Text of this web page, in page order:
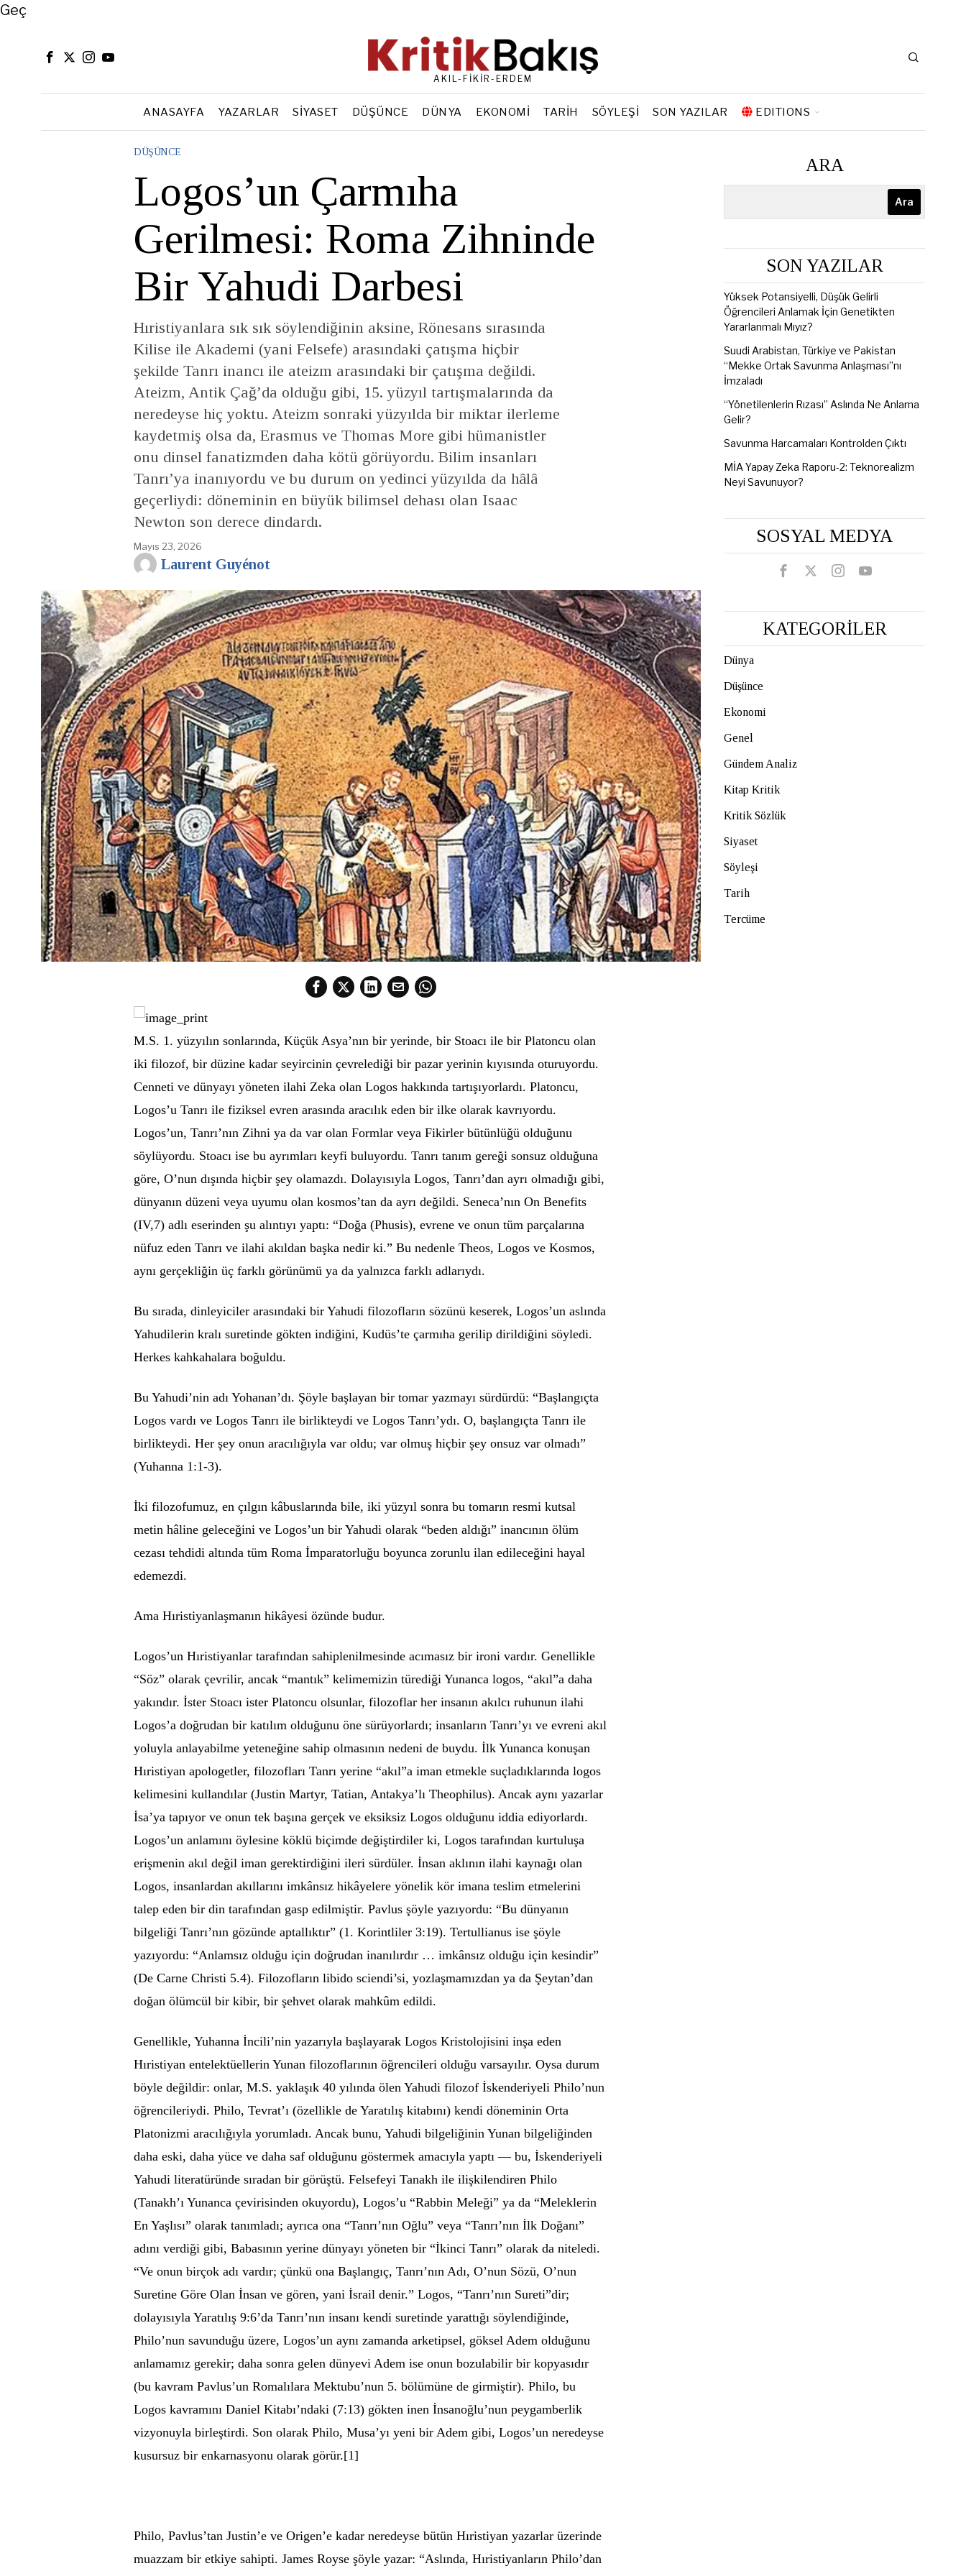
Close
Geç
AKIL-FİKİR-ERDEM
ANASAYFA YAZARLAR SIYASET DÜŞÜNCE DÜNYA EKONOMI TARIH SÖYLEŞI SON YAZILAR EDITIONS
DÜŞÜNCE
Logos’un Çarmıha
Gerilmesi: Roma Zihninde
Bir Yahudi Darbesi
Hıristiyanlara sık sık söylendiğinin aksine, Rönesans sırasında
Kilise ile Akademi (yani Felsefe) arasındaki çatışma hiçbir
şekilde Tanrı inancı ile ateizm arasındaki bir çatışma değildi.
Ateizm, Antik Çağ’da olduğu gibi, 15. yüzyıl tartışmalarında da
neredeyse hiç yoktu. Ateizm sonraki yüzyılda bir miktar ilerleme
kaydetmiş olsa da, Erasmus ve Thomas More gibi hümanistler
onu dinsel fanatizmden daha kötü görüyordu. Bilim insanları
Tanrı’ya inanıyordu ve bu durum on yedinci yüzyılda da hâlâ
geçerliydi: döneminin en büyük bilimsel dehası olan Isaac
Newton son derece dindardı.
Mayıs 23, 2026
Laurent Guyénot
M.S. 1. yüzyılın sonlarında, Küçük Asya’nın bir yerinde, bir Stoacı ile bir Platoncu olan
iki filozof, bir düzine kadar seyircinin çevrelediği bir pazar yerinin kıyısında oturuyordu.
Cenneti ve dünyayı yöneten ilahi Zeka olan Logos hakkında tartışıyorlardı. Platoncu,
Logos’u Tanrı ile fiziksel evren arasında aracılık eden bir ilke olarak kavrıyordu.
Logos’un, Tanrı’nın Zihni ya da var olan Formlar veya Fikirler bütünlüğü olduğunu
söylüyordu. Stoacı ise bu ayrımları keyfi buluyordu. Tanrı tanım gereği sonsuz olduğuna
göre, O’nun dışında hiçbir şey olamazdı. Dolayısıyla Logos, Tanrı’dan ayrı olmadığı gibi,
dünyanın düzeni veya uyumu olan kosmos’tan da ayrı değildi. Seneca’nın On Benefits
(IV,7) adlı eserinden şu alıntıyı yaptı: “Doğa (Phusis), evrene ve onun tüm parçalarına
nüfuz eden Tanrı ve ilahi akıldan başka nedir ki.” Bu nedenle Theos, Logos ve Kosmos,
aynı gerçekliğin üç farklı görünümü ya da yalnızca farklı adlarıydı.
Bu sırada, dinleyiciler arasındaki bir Yahudi filozofların sözünü keserek, Logos’un aslında
Yahudilerin kralı suretinde gökten indiğini, Kudüs’te çarmıha gerilip dirildiğini söyledi.
Herkes kahkahalara boğuldu.
Bu Yahudi’nin adı Yohanan’dı. Şöyle başlayan bir tomar yazmayı sürdürdü: “Başlangıçta
Logos vardı ve Logos Tanrı ile birlikteydi ve Logos Tanrı’ydı. O, başlangıçta Tanrı ile
birlikteydi. Her şey onun aracılığıyla var oldu; var olmuş hiçbir şey onsuz var olmadı”
(Yuhanna 1:1-3).
İki filozofumuz, en çılgın kâbuslarında bile, iki yüzyıl sonra bu tomarın resmi kutsal
metin hâline geleceğini ve Logos’un bir Yahudi olarak “beden aldığı” inancının ölüm
cezası tehdidi altında tüm Roma İmparatorluğu boyunca zorunlu ilan edileceğini hayal
edemezdi.
Ama Hıristiyanlaşmanın hikâyesi özünde budur.
Logos’un Hıristiyanlar tarafından sahiplenilmesinde acımasız bir ironi vardır. Genellikle
“Söz” olarak çevrilir, ancak “mantık” kelimemizin türediği Yunanca logos, “akıl”a daha
yakındır. İster Stoacı ister Platoncu olsunlar, filozoflar her insanın akılcı ruhunun ilahi
Logos’a doğrudan bir katılım olduğunu öne sürüyorlardı; insanların Tanrı’yı ve evreni akıl
yoluyla anlayabilme yeteneğine sahip olmasının nedeni de buydu. İlk Yunanca konuşan
Hıristiyan apologetler, filozofları Tanrı yerine “akıl”a iman etmekle suçladıklarında logos
kelimesini kullandılar (Justin Martyr, Tatian, Antakya’lı Theophilus). Ancak aynı yazarlar
İsa’ya tapıyor ve onun tek başına gerçek ve eksiksiz Logos olduğunu iddia ediyorlardı.
Logos’un anlamını öylesine köklü biçimde değiştirdiler ki, Logos tarafından kurtuluşa
erişmenin akıl değil iman gerektirdiğini ileri sürdüler. İnsan aklının ilahi kaynağı olan
Logos, insanlardan akıllarını imkânsız hikâyelere yönelik kör imana teslim etmelerini
talep eden bir din tarafından gasp edilmiştir. Pavlus şöyle yazıyordu: “Bu dünyanın
bilgeliği Tanrı’nın gözünde aptallıktır” (1. Korintliler 3:19). Tertullianus ise şöyle
yazıyordu: “Anlamsız olduğu için doğrudan inanılırdır … imkânsız olduğu için kesindir”
(De Carne Christi 5.4). Filozofların libido sciendi’si, yozlaşmamızdan ya da Şeytan’dan
doğan ölümcül bir kibir, bir şehvet olarak mahkûm edildi.
Genellikle, Yuhanna İncili’nin yazarıyla başlayarak Logos Kristolojisini inşa eden
Hıristiyan entelektüellerin Yunan filozoflarının öğrencileri olduğu varsayılır. Oysa durum
böyle değildir: onlar, M.S. yaklaşık 40 yılında ölen Yahudi filozof İskenderiyeli Philo’nun
öğrencileriydi. Philo, Tevrat’ı (özellikle de Yaratılış kitabını) kendi döneminin Orta
Platonizmi aracılığıyla yorumladı. Ancak bunu, Yahudi bilgeliğinin Yunan bilgeliğinden
daha eski, daha yüce ve daha saf olduğunu göstermek amacıyla yaptı — bu, İskenderiyeli
Yahudi literatüründe sıradan bir görüştü. Felsefeyi Tanakh ile ilişkilendiren Philo
(Tanakh’ı Yunanca çevirisinden okuyordu), Logos’u “Rabbin Meleği” ya da “Meleklerin
En Yaşlısı” olarak tanımladı; ayrıca ona “Tanrı’nın Oğlu” veya “Tanrı’nın İlk Doğanı”
adını verdiği gibi, Babasının yerine dünyayı yöneten bir “İkinci Tanrı” olarak da niteledi.
“Ve onun birçok adı vardır; çünkü ona Başlangıç, Tanrı’nın Adı, O’nun Sözü, O’nun
Suretine Göre Olan İnsan ve gören, yani İsrail denir.” Logos, “Tanrı’nın Sureti”dir;
dolayısıyla Yaratılış 9:6’da Tanrı’nın insanı kendi suretinde yarattığı söylendiğinde,
Philo’nun savunduğu üzere, Logos’un aynı zamanda arketipsel, göksel Adem olduğunu
anlamamız gerekir; daha sonra gelen dünyevi Adem ise onun bozulabilir bir kopyasıdır
(bu kavram Pavlus’un Romalılara Mektubu’nun 5. bölümüne de girmiştir). Philo, bu
Logos kavramını Daniel Kitabı’ndaki (7:13) gökten inen İnsanoğlu’nun peygamberlik
vizyonuyla birleştirdi. Son olarak Philo, Musa’yı yeni bir Adem gibi, Logos’un neredeyse
kusursuz bir enkarnasyonu olarak görür.[1]
Philo, Pavlus’tan Justin’e ve Origen’e kadar neredeyse bütün Hıristiyan yazarlar üzerinde
muazzam bir etkiye sahipti. James Royse şöyle yazar: “Aslında, Hıristiyanların Philo’dan
ARA
Ara
SON YAZILAR
Yüksek Potansiyelli, Düşük Gelirli
Öğrencileri Anlamak İçin Genetikten
Yararlanmalı Mıyız?
Suudi Arabistan, Türkiye ve Pakistan
“Mekke Ortak Savunma Anlaşması”nı
İmzaladı
“Yönetilenlerin Rızası” Aslında Ne Anlama
Gelir?
Savunma Harcamaları Kontrolden Çıktı
MİA Yapay Zeka Raporu-2: Teknorealizm
Neyi Savunuyor?
SOSYAL MEDYA
KATEGORİLER
Dünya
Düşünce
Ekonomi
Genel
Gündem Analiz
Kitap Kritik
Kritik Sözlük
Siyaset
Söyleşi
Tarih
Tercüme